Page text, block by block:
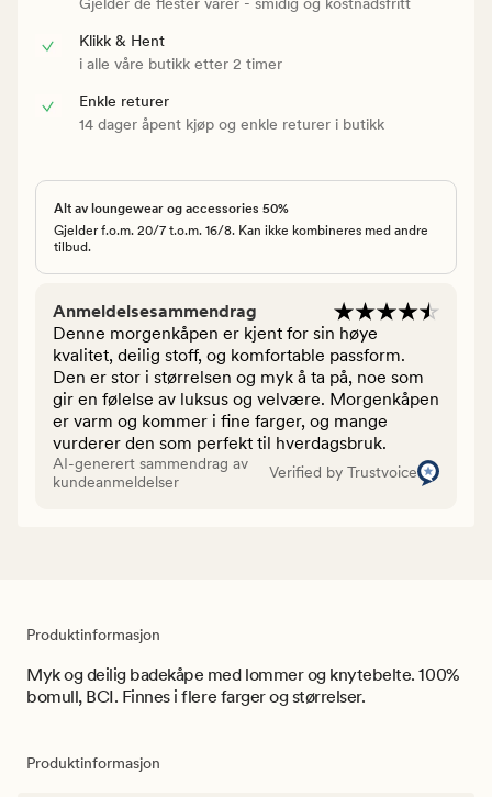
Klikk & Hent
i alle våre butikk etter 2 timer
Enkle returer
14 dager åpent kjøp og enkle returer i butikk
Alt av loungewear og accessories 50%
Gjelder f.o.m. 20/7 t.o.m. 16/8. Kan ikke kombineres med andre
tilbud.
Anmeldelsesammendrag
Denne morgenkåpen er kjent for sin høye
kvalitet, deilig stoff, og komfortable passform.
Den er stor i størrelsen og myk å ta på, noe som
gir en følelse av luksus og velvære. Morgenkåpen
er varm og kommer i fine farger, og mange
vurderer den som perfekt til hverdagsbruk.
AI-generert sammendrag av
kundeanmeldelser
Verified by Trustvoice
Produktinformasjon
Myk og deilig badekåpe med lommer og knytebelte. 100%
bomull, BCI. Finnes i flere farger og størrelser.
Produktinformasjon